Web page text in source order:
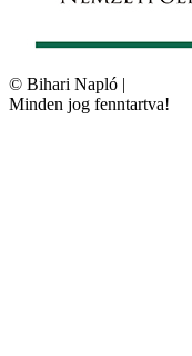
© Bihari Napló |
Minden jog fenntartva!